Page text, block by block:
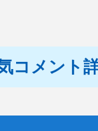
コメント